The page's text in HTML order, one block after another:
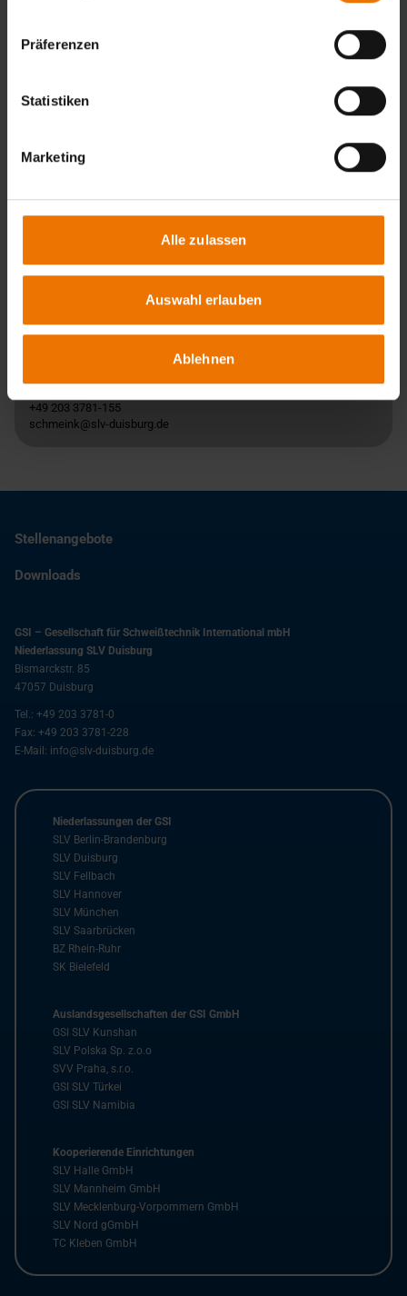
Präferenzen
Statistiken
Marketing
Alle zulassen
Auswahl erlauben
Ablehnen
Veranstaltungsort:
3
+49 203 3781-155
schmeink@slv-duisburg.de
Stellenangebote
Downloads
GSI – Gesellschaft für Schweißtechnik International mbH
Niederlassung SLV Duisburg
Bismarckstr. 85
47057 Duisburg
Tel.: +49 203 3781-0
Fax: +49 203 3781-228
E-Mail: info@slv-duisburg.de
Niederlassungen der GSI
SLV Berlin-Brandenburg
SLV Duisburg
SLV Fellbach
SLV Hannover
SLV München
SLV Saarbrücken
BZ Rhein-Ruhr
SK Bielefeld
Auslandsgesellschaften der GSI GmbH
GSI SLV Kunshan
SLV Polska Sp. z.o.o
SVV Praha, s.r.o.
GSI SLV Türkei
GSI SLV Namibia
Kooperierende Einrichtungen
SLV Halle GmbH
SLV Mannheim GmbH
SLV Mecklenburg-Vorpommern GmbH
SLV Nord gGmbH
TC Kleben GmbH